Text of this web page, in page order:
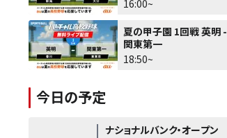
16:00~
夏の甲子園 1回戦 英明 -
関東第一
18:50~
今日の予定
ナショナルバンク・オープン